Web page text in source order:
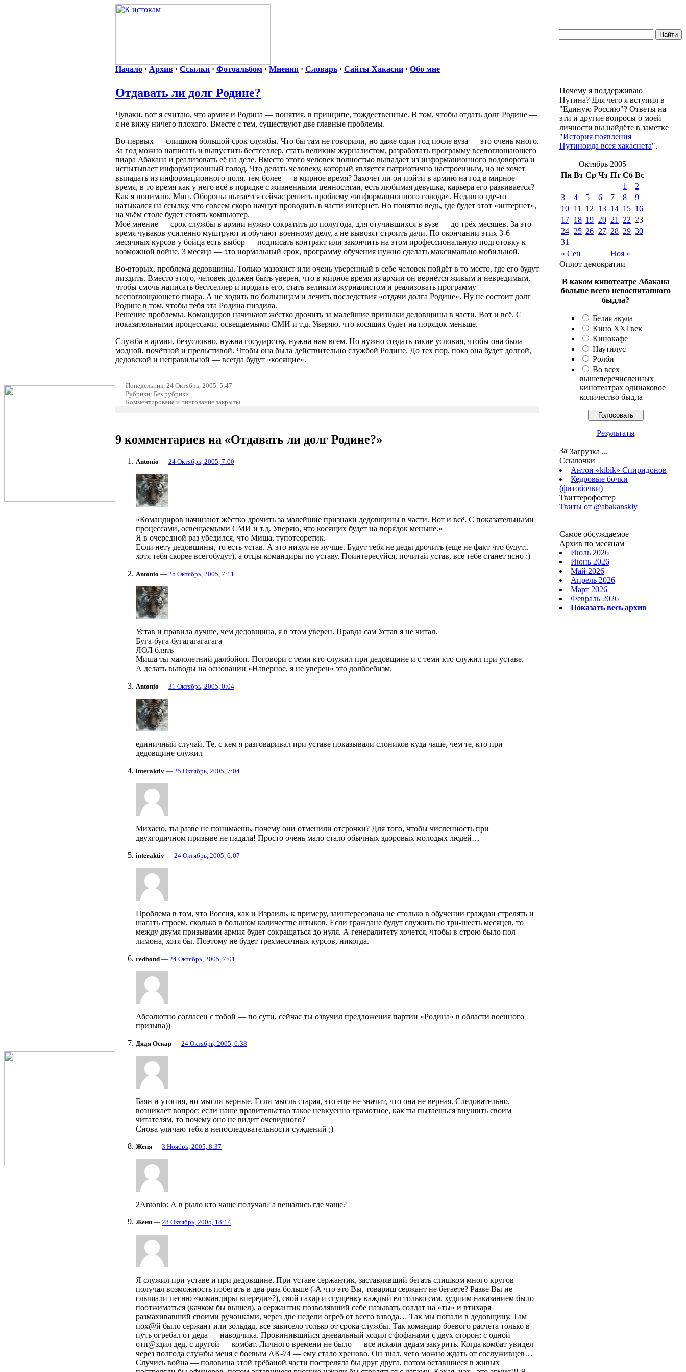
Начало · Архив · Ссылки · Фотоальбом · Мнения · Словарь · Сайты Хакасии · Обо мне
Отдавать ли долг Родине?
Чуваки, вот я считаю, что армия и Родина — понятия, в принципе, тождественные. В том, чтобы отдать долг Родине —
я не вижу ничего плохого. Вместе с тем, существуют две главные проблемы.
Во-первых — слишком большой срок службы. Что бы там не говорили, но даже один год после вуза — это очень много.
За год можно написать и выпустить бестселлер, стать великим журналистом, разработать программу всепоглощающего
пиара Абакана и реализовать её на деле. Вместо этого человек полностью выпадает из информационного водоворота и
испытывает информационный голод. Что делать человеку, который является патриотично настроенным, но не хочет
выпадать из информационного поля, тем более — в мирное время? Захочет ли он пойти в армию на год в мирное
время, в то время как у него всё в порядке с жизненными ценностями, есть любимая девушка, карьера его развивается?
Как я понимаю, Мин. Обороны пытается сейчас решить проблему «информационного голода». Недавно где-то
натыкался на ссылку, что совсем скоро начнут проводить в части интернет. Но понятно ведь, где будет этот «интернет»,
на чьём столе будет стоять компьютер.
Моё мнение — срок службы в армии нужно сократить до полугода, для отучившихся в вузе — до трёх месяцев. За это
время чуваков усиленно муштруют и обучают военному делу, а не вывозят строить дачи. По окончании этих 3-6
месячных курсов у бойца есть выбор — подписать контракт или закончить на этом профессиональную подготовку к
возможной войне. 3 месяца — это нормальный срок, программу обучения нужно сделать максимально мобильной.
Во-вторых, проблема дедовщины. Только мазохист или очень уверенный в себе человек пойдёт в то место, где его будут
пиздить. Вместо этого, человек должен быть уверен, что в мирное время из армии он вернётся живым и невредимым,
чтобы смочь написать бестселлер и продать его, стать великим журналистом и реализовать программу
всепоглощающего пиара. А не ходить по больницам и лечить последствия «отдачи долга Родине». Ну не состоит долг
Родине в том, чтобы тебя эта Родина пиздила.
Решение проблемы. Командиров начинают жёстко дрочить за малейшие признаки дедовщины в части. Вот и всё. С
показательными процессами, освещаемыми СМИ и т.д. Уверяю, что косящих будет на порядок меньше.
Служба в армии, безусловно, нужна государству, нужна нам всем. Но нужно создать такие условия, чтобы она была
модной, почётной и прельстивой. Чтобы она была действительно службой Родине. До тех пор, пока она будет долгой,
дедовской и неправильной — всегда будут «косящие».
Понедельник, 24 Октябрь, 2005, 5:47
Рубрики: Без рубрики
Комментироваие и пингование закрыты.
9 комментариев на «Отдавать ли долг Родине?»
Antonio — 24 Октябрь, 2005, 7:00
«Командиров начинают жёстко дрочить за малейшие признаки дедовщины в части. Вот и всё. С показательными
процессами, освещаемыми СМИ и т.д. Уверяю, что косящих будет на порядок меньше.»
Я в очередной раз убедился, что Миша, тупотеоретик.
Если нету дедовщины, то есть устав. А это нихуя не лучше. Будут тебя не деды дрочить (еще не факт что будут..
хотя тебя скорее всегобудут), а отцы командиры по уставу. Поинтересуйся, почитай устав, все тебе станет ясно :)
Antonio — 25 Октябрь, 2005, 7:11
Устав и правила лучше, чем дедовщина, я в этом уверен. Правда сам Устав я не читал.
Буга-буга-бугагагагагага
ЛОЛ блять
Миша ты малолетний далбойоп. Поговори с теми кто служил при дедовщине и с теми кто служил при уставе.
А делать выводы на основании «Наверное, я не уверен» это долбоебизм.
Antonio — 31 Октябрь, 2005, 0:04
единичный случай. Те, с кем я разговаривал при уставе показывали слоников куда чаще, чем те, кто при
дедовщине служил
interaktiv — 25 Октябрь, 2005, 7:04
Михасю, ты разве не понимаешь, почему они отменили отсрочки? Для того, чтобы численность при
двухгодичном призыве не падала! Просто очень мало стало обычных здоровых молодых людей…
interaktiv — 24 Октябрь, 2005, 6:07
Проблема в том, что Россия, как и Израиль, к примеру, заинтересована не столько в обучении граждан стрелять и
шагать строем, сколько в большом количестве штыков. Если граждане будут служить по три-шесть месяцев, то
между двумя призывами армия будет сокращаться до нуля. А генералитету хочется, чтобы в строю было пол
лимона, хотя бы. Поэтому не будет трехмесячных курсов, никогда.
redbond — 24 Октябрь, 2005, 7:01
Абсолютно согласен с тобой — по сути, сейчас ты озвучил предложения партии «Родина» в области военного
призыва))
Дядя Оскар — 24 Октябрь, 2005, 6:38
Баян и утопия, но мысли верные. Если мысль старая, это еще не значит, что она не верная. Следовательно,
возникает вопрос: если наше правительство такое невкуенно грамотное, как ты пытаешься внушить своим
читателям, то почему оно не видит очевидного?
Снова уличаю тебя в непоследовательности суждений ;)
Женя — 3 Ноябрь, 2005, 8:37
2Antonio: А в рыло кто чаще получал? а вешались где чаще?
Женя — 28 Октябрь, 2005, 18:14
Я служил при уставе и при дедовщине. При уставе сержантик, заставлявший бегать слишком много кругов
получал возможность побегать в два раза больше (-А что это Вы, товарищ сержант не бегаете? Разве Вы не
слышали песню «командиры впереди»?), свой сахар и сгущенку каждый ел только сам, худшим наказанием было
поотжиматься (качком бы вышел), а сержантик позволявший себе называть солдат на «ты» и втихаря
размахивавший своими ручонками, через две недели огреб от всего взвода… Так мы попали в дедовщину. Там
пох@й было сержант или зольдад, все зависело только от срока службы. Так командир боевого расчета только в
путь огребал от деда — наводчика. Провинившийся дневальный ходил с фофанами с двух сторон: с одной
отп@здил дед, с другой — комбат. Личного времени не было — все искали дедам закурить. Когда комбат увидел
через полгода службы меня с боевым АК-74 — ему стало хреново. Он знал, чего можно ждать от сослуживцев…
Случись война — половина этой грёбаной части постреляла бы друг друга, потом оставшиеся в живых
Почему я поддерживаю
Путина? Для чего я вступил в
"Единую Россию"? Ответы на
эти и другие вопросы о моей
личности вы найдёте в заметке
"История появления
Путиноида всея хакаснета".
Октябрь 2005
Пн Вт Ср Чт Пт Сб Вс
« Сен Ноя »
1
2
3
4 5 6 7 8
9
10 11 12 13 14 15 16
17 18 19 20 21 22 23
24 25 26 27 28 29 30
31
Оплот демократии
В каком кинотеатре Абакана
больше всего невоспитанного
быдла?
Белая акула
Кино XXI век
Кинокафе
Наутилус
Ролби
Во всех
вышеперечисленных
кинотеатрах одинаковое
количество быдла
Результаты
Загрузка ...
Ссылочки
Антон «kibik» Спиридонов
Кедровые бочки
(фитобочки)
Твиттерофостер
Твиты от ‎@abakanskiy
Самое обсуждаемое
Архив по месяцам
Июль 2026
Июнь 2026
Май 2026
Апрель 2026
Март 2026
Февраль 2026
Показать весь архив